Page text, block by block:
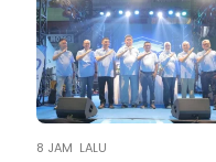
8 JAM LALU